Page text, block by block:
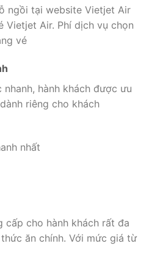
ngồi tại website Vietjet Air
Vietjet Air. Phí dịch vụ chọn
vé
hành khách được ưu
riêng cho khách
nhất
cấp cho hành khách rất đa
ăn chính. Với mức giá từ